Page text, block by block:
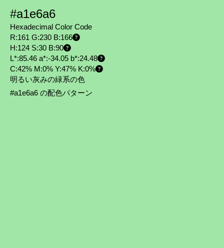
#a1e6a6
Hexadecimal Color Code
R:161 G:230 B:166
H:124 S:30 B:90
L*:85.46 a*:-34.05 b*:24.48
C:42% M:0% Y:47% K:0%
明るい灰みの緑系の色
#a1e6a6 の配色パターン